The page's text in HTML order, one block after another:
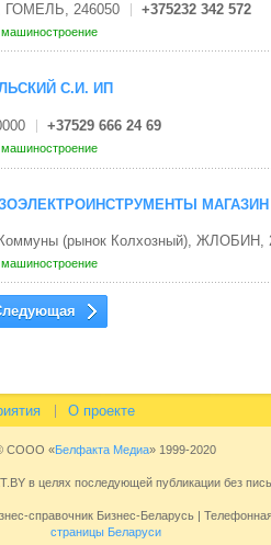
ГОМЕЛЬ, 246050 +375232 342 572
машиностроение
С.И. ИП
+37529 666 24 69
машиностроение
(рынок Колхозный), ЖЛОБИН,
машиностроение
О проекте
СООО «Белфакта Медиа» 1999-2020
в целях последующей публикации без
справочник Бизнес-Беларусь |
страницы Беларуси